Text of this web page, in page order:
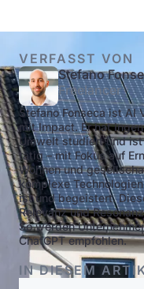
VERFASST VON
Stefano
Freelancer
Stefano Fonseca ist AI
mit Impact. Er hat
Umwelt studiert und ist
tätig – mit Fokus auf
Wohnen und
komplexe
ist und begeistert.
Relevanz und
So werden
ChatGPT empfohlen.
IN DIESEM